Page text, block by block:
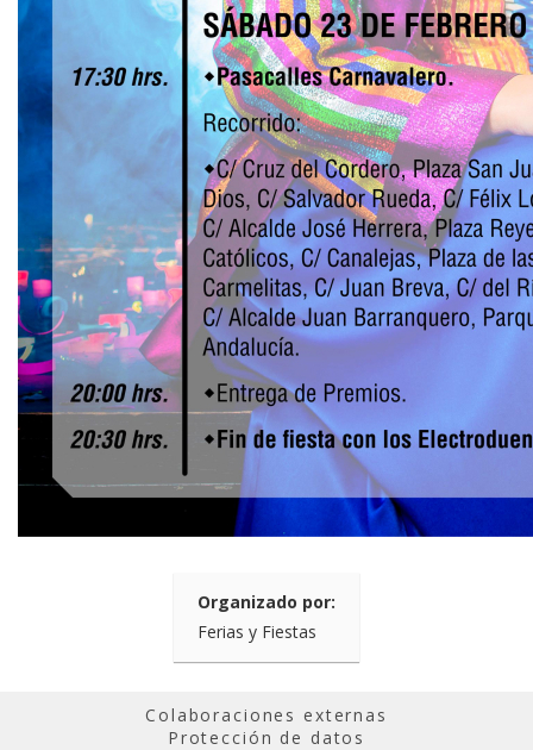
Organizado por:
Ferias y Fiestas
Colaboraciones externas
Protección de datos